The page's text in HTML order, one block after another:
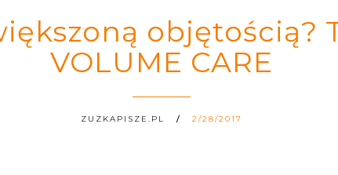
objętością?
VOLUME CARE
ZUZKAPISZE.PL 2/28/2017